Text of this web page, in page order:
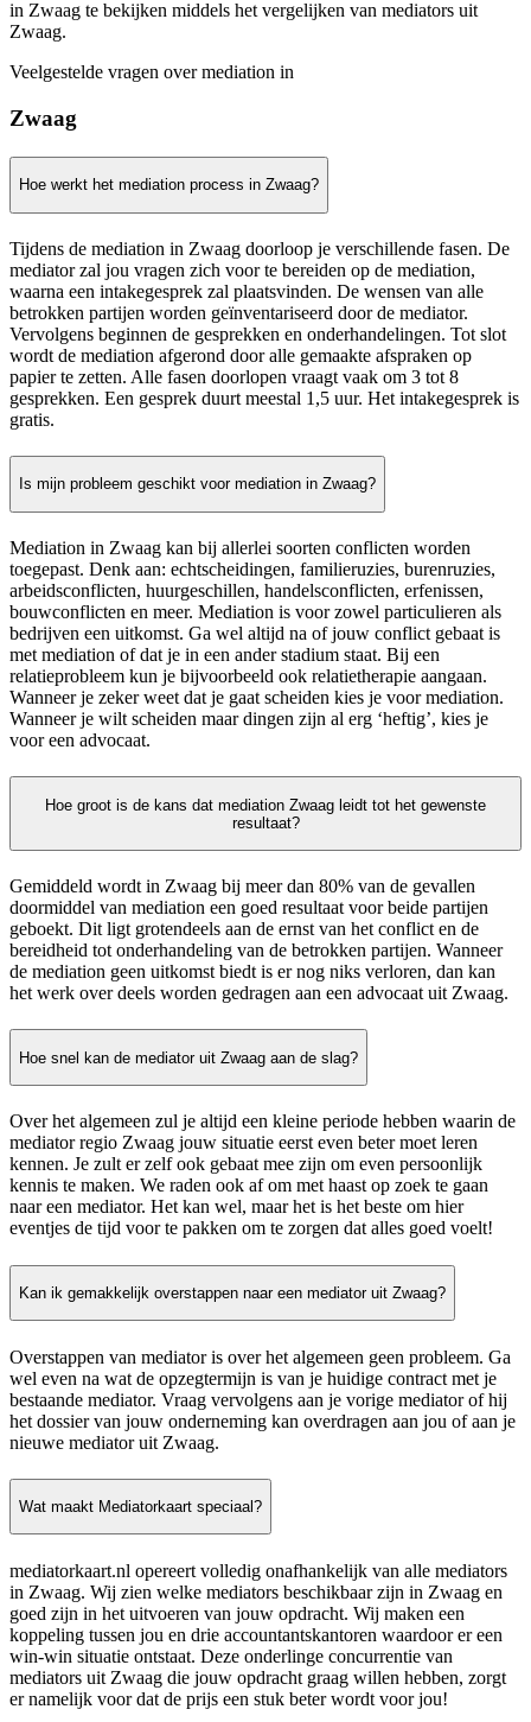
in Zwaag te bekijken middels het vergelijken van mediators uit
Zwaag.
Veelgestelde vragen over mediation in
Zwaag
Hoe werkt het mediation process in Zwaag?
Tijdens de mediation in Zwaag doorloop je verschillende fasen. De
mediator zal jou vragen zich voor te bereiden op de mediation,
waarna een intakegesprek zal plaatsvinden. De wensen van alle
betrokken partijen worden geïnventariseerd door de mediator.
Vervolgens beginnen de gesprekken en onderhandelingen. Tot slot
wordt de mediation afgerond door alle gemaakte afspraken op
papier te zetten. Alle fasen doorlopen vraagt vaak om 3 tot 8
gesprekken. Een gesprek duurt meestal 1,5 uur. Het intakegesprek is
gratis.
Is mijn probleem geschikt voor mediation in Zwaag?
Mediation in Zwaag kan bij allerlei soorten conflicten worden
toegepast. Denk aan: echtscheidingen, familieruzies, burenruzies,
arbeidsconflicten, huurgeschillen, handelsconflicten, erfenissen,
bouwconflicten en meer. Mediation is voor zowel particulieren als
bedrijven een uitkomst. Ga wel altijd na of jouw conflict gebaat is
met mediation of dat je in een ander stadium staat. Bij een
relatieprobleem kun je bijvoorbeeld ook relatietherapie aangaan.
Wanneer je zeker weet dat je gaat scheiden kies je voor mediation.
Wanneer je wilt scheiden maar dingen zijn al erg ‘heftig’, kies je
voor een advocaat.
Hoe groot is de kans dat mediation Zwaag leidt tot het gewenste
resultaat?
Gemiddeld wordt in Zwaag bij meer dan 80% van de gevallen
doormiddel van mediation een goed resultaat voor beide partijen
geboekt. Dit ligt grotendeels aan de ernst van het conflict en de
bereidheid tot onderhandeling van de betrokken partijen. Wanneer
de mediation geen uitkomst biedt is er nog niks verloren, dan kan
het werk over deels worden gedragen aan een advocaat uit Zwaag.
Hoe snel kan de mediator uit Zwaag aan de slag?
Over het algemeen zul je altijd een kleine periode hebben waarin de
mediator regio Zwaag jouw situatie eerst even beter moet leren
kennen. Je zult er zelf ook gebaat mee zijn om even persoonlijk
kennis te maken. We raden ook af om met haast op zoek te gaan
naar een mediator. Het kan wel, maar het is het beste om hier
eventjes de tijd voor te pakken om te zorgen dat alles goed voelt!
Kan ik gemakkelijk overstappen naar een mediator uit Zwaag?
Overstappen van mediator is over het algemeen geen probleem. Ga
wel even na wat de opzegtermijn is van je huidige contract met je
bestaande mediator. Vraag vervolgens aan je vorige mediator of hij
het dossier van jouw onderneming kan overdragen aan jou of aan je
nieuwe mediator uit Zwaag.
Wat maakt Mediatorkaart speciaal?
mediatorkaart.nl opereert volledig onafhankelijk van alle mediators
in Zwaag. Wij zien welke mediators beschikbaar zijn in Zwaag en
goed zijn in het uitvoeren van jouw opdracht. Wij maken een
koppeling tussen jou en drie accountantskantoren waardoor er een
win-win situatie ontstaat. Deze onderlinge concurrentie van
mediators uit Zwaag die jouw opdracht graag willen hebben, zorgt
er namelijk voor dat de prijs een stuk beter wordt voor jou!